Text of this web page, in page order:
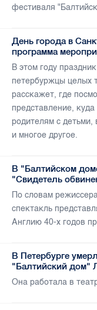
фестиваля
День города в
программа
В этом году
петербуржцы целых
расскажет, где
представление,
родителям с детьми,
и многое другое.
В "Балтийском
"Свидетель
По словам
спектакль
Англию 40-х годов
В Петербурге
"Балтийский дом"
Она работала в